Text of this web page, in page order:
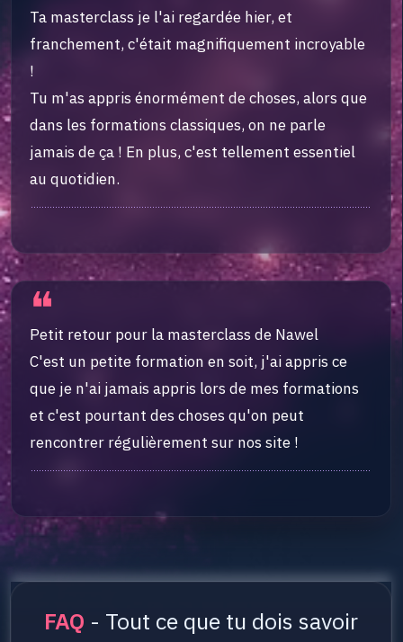
Ta masterclass je l'ai regardée hier, et
franchement, c'était magnifiquement incroyable
!
Tu m'as appris énormément de choses, alors que
dans les formations classiques, on ne parle
jamais de ça ! En plus, c'est tellement essentiel
au quotidien.
❝
Petit retour pour la masterclass de Nawel
C'est un petite formation en soit, j'ai appris ce
que je n'ai jamais appris lors de mes formations
et c'est pourtant des choses qu'on peut
rencontrer régulièrement sur nos site !
FAQ - Tout ce que tu dois savoir